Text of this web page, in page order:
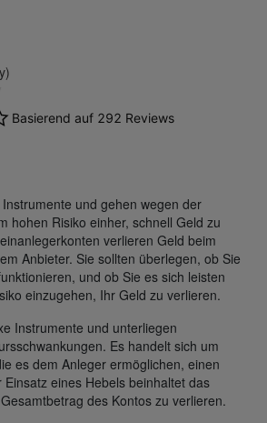
und gehen wegen der
hohen Risiko einher, schnell Geld zu
verlieren Geld beim
Anbieter. Sie sollten überlegen, ob Sie
und ob Sie es sich leisten
einzugehen, Ihr Geld zu verlieren.
Instrumente und unterliegen
Es handelt sich um
es dem Anleger ermöglichen, einen
eines Hebels beinhaltet das
des Kontos zu verlieren.